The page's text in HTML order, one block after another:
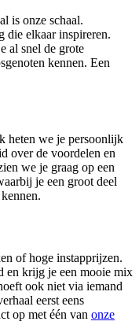
is onze schaal.
die elkaar inspireren.
al snel de grote
kennen. Een
heten we je persoonlijk
over de voordelen en
we je graag op een
je een groot deel
of hoge instapprijzen.
en krijg je een mooie mix
ook niet via iemand
eerst eens
op met één van onze